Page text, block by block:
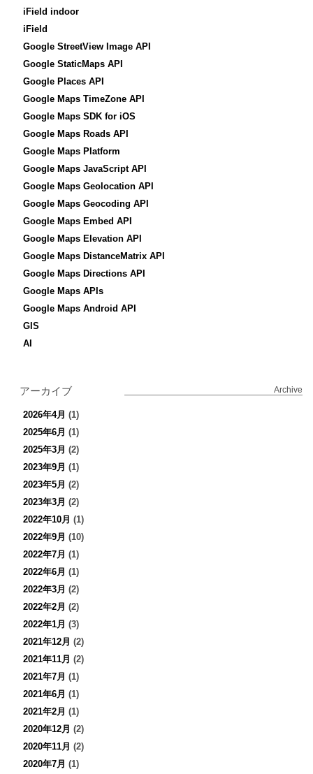
iField indoor
iField
Google StreetView Image API
Google StaticMaps API
Google Places API
Google Maps TimeZone API
Google Maps SDK for iOS
Google Maps Roads API
Google Maps Platform
Google Maps JavaScript API
Google Maps Geolocation API
Google Maps Geocoding API
Google Maps Embed API
Google Maps Elevation API
Google Maps DistanceMatrix API
Google Maps Directions API
Google Maps APIs
Google Maps Android API
GIS
AI
アーカイブ Archive
2026年4月 (1)
2025年6月 (1)
2025年3月 (2)
2023年9月 (1)
2023年5月 (2)
2023年3月 (2)
2022年10月 (1)
2022年9月 (10)
2022年7月 (1)
2022年6月 (1)
2022年3月 (2)
2022年2月 (2)
2022年1月 (3)
2021年12月 (2)
2021年11月 (2)
2021年7月 (1)
2021年6月 (1)
2021年2月 (1)
2020年12月 (2)
2020年11月 (2)
2020年7月 (1)